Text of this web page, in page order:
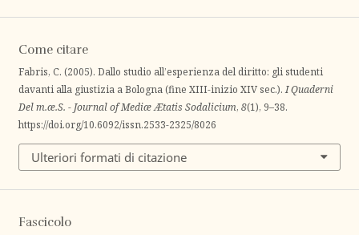
Come citare
Fabris, C. (2005). Dallo studio all’esperienza del diritto: gli studenti
davanti alla giustizia a Bologna (fine XIII-inizio XIV sec.).I Quaderni
Del m.æ.S. - Journal of Mediæ Ætatis Sodalicium, 8(1), 9–38.
https://doi.org/10.6092/issn.2533-2325/8026
Ulteriori formati di citazione
Fascicolo